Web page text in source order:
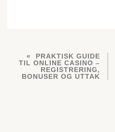
PRAKTISK GUIDE
TIL ONLINE CASINO –
REGISTRERING,
BONUSER OG UTTAK